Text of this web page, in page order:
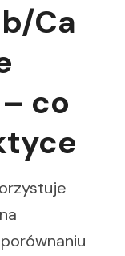
Ca
co